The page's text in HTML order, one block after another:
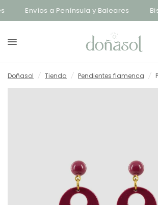
Envíos a Península y Baleares
Doñasol / Tienda / Pendientes flamenca /